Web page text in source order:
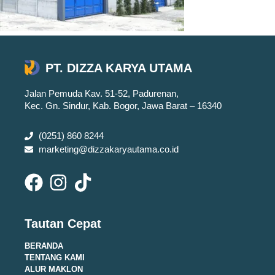
PT. DIZZA KARYA UTAMA
Jalan Pemuda Kav. 51-52, Padurenan,
Kec. Gn. Sindur, Kab. Bogor, Jawa Barat – 16340
(0251) 860 8244
marketing@dizzakaryautama.co.id
Tautan Cepat
BERANDA
TENTANG KAMI
ALUR MAKLON